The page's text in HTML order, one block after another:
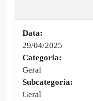
Data:
29/04/2025
Categoria:
Geral
Subcategoria:
Geral